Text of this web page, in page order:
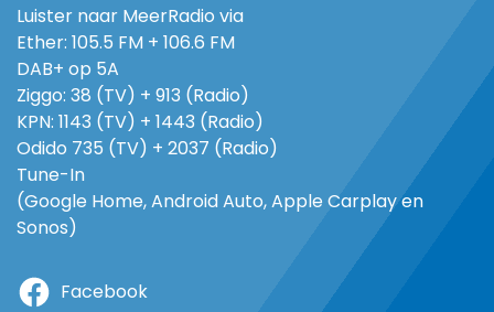
Luister naar MeerRadio via
Ether: 105.5 FM + 106.6 FM
DAB+ op 5A
Ziggo: 38 (TV) + 913 (Radio)
KPN: 1143 (TV) + 1443 (Radio)
Odido 735 (TV) + 2037 (Radio)
Tune-In
(Google Home, Android Auto, Apple Carplay en
Sonos)
Facebook